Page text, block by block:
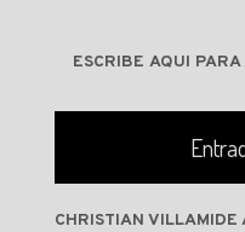
CHRISTIAN